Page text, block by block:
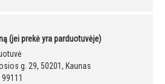
(jei prekė yra parduotuvėje)
g. 29, 50201, Kaunas